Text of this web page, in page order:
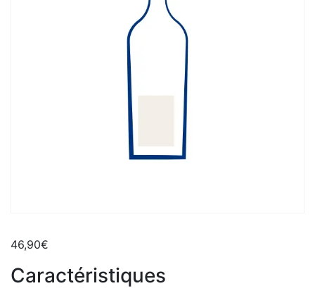
46,90€
Caractéristiques